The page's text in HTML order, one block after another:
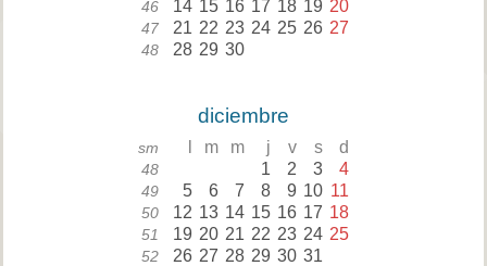
46 14 15 16 17 18 19 20
47 21 22 23 24 25 26 27
48 28 29 30
diciembre
sm m m j v s d
48 1 2 3 4
49 5 6 7 8 9 10 11
50 12 13 14 15 16 17 18
51 19 20 21 22 23 24 25
52 26 27 28 29 30 31